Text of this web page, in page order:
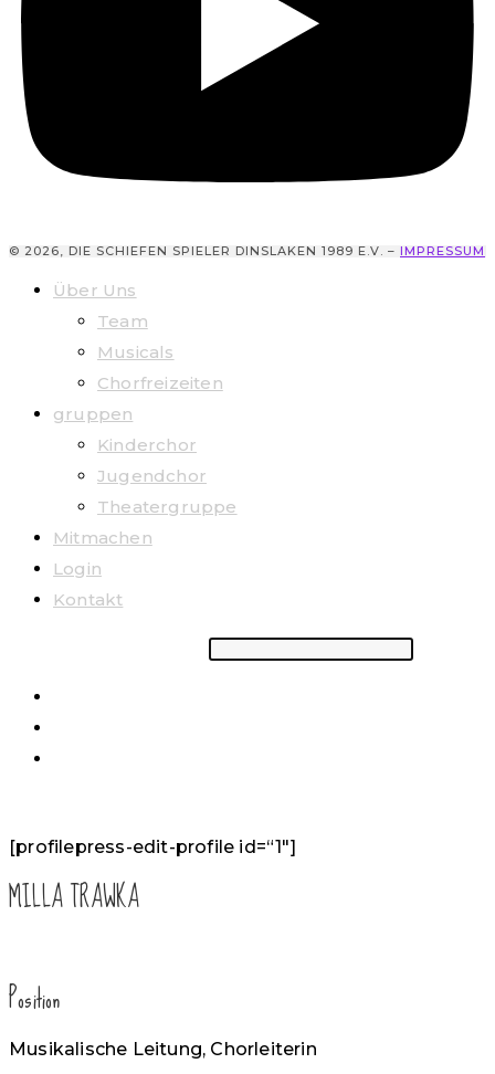
© 2026, DIE SCHIEFEN SPIELER DINSLAKEN 1989 E.V. – IMPRESSUM
Über Uns
Team
Musicals
Chorfreizeiten
gruppen
Kinderchor
Jugendchor
Theatergruppe
Mitmachen
Login
Kontakt
[profilepress-edit-profile id=“1″]
MILLA TRAWKA
Position
Musikalische Leitung, Chorleiterin